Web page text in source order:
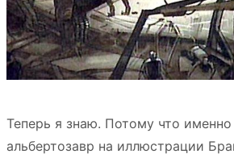
Теперь я знаю. Потому что именно
альбертозавр на иллюстрации